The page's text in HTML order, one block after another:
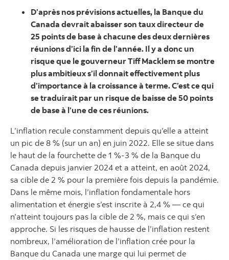
D’après nos prévisions actuelles, la Banque du
Canada devrait abaisser son taux directeur de
25 points de base à chacune des deux dernières
réunions d’ici la fin de l’année. Il y a donc un
risque que le gouverneur Tiff Macklem se montre
plus ambitieux s’il donnait effectivement plus
d’importance à la croissance à terme. C’est ce qui
se traduirait par un risque de baisse de 50 points
de base à l’une de ces réunions.
L’inflation recule constamment depuis qu’elle a atteint
un pic de 8 % (sur un an) en juin 2022. Elle se situe dans
le haut de la fourchette de 1 %‑3 % de la Banque du
Canada depuis janvier 2024 et a atteint, en août 2024,
sa cible de 2 % pour la première fois depuis la pandémie.
Dans le même mois, l’inflation fondamentale hors
alimentation et énergie s’est inscrite à 2,4 % — ce qui
n’atteint toujours pas la cible de 2 %, mais ce qui s’en
approche. Si les risques de hausse de l’inflation restent
nombreux, l’amélioration de l’inflation crée pour la
Banque du Canada une marge qui lui permet de